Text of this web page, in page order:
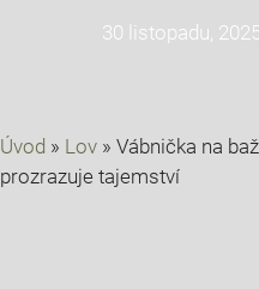
30 listopadu, 2025
Úvod » Lov » Vábnička na
prozrazuje tajemství